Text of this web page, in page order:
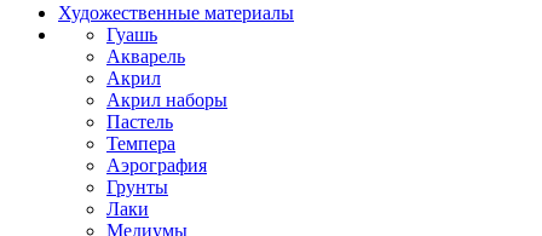
Художественные материалы
Гуашь
Акварель
Акрил
Акрил наборы
Пастель
Темпера
Аэрография
Грунты
Лаки
Медиумы